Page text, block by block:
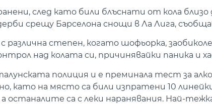
след като били блъснати от кола близо
срещу Барселона снощи в Ла Лига,
различна степен, когато шофьорка,
над колата си, причинявайки паника и
полиция и е преминала тест за
като на място са били изпратени 10
останалите са с леки наранявания. Най-